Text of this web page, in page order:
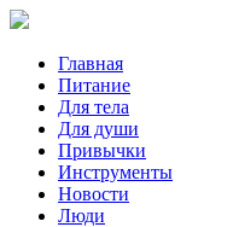
Главная
Питание
Для тела
Для души
Привычки
Инструменты
Новости
Люди